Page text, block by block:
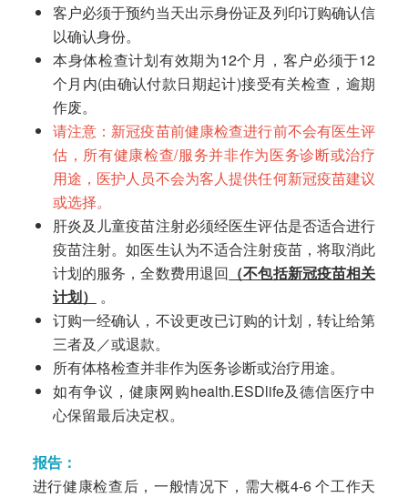
客户必须于预约当天出示身份证及列印订购确认信
以确认身份。
本身体检查计划有效期为12个月，客户必须于12
个月内(由确认付款日期起计)接受有关检查，逾期
作废。
请注意：新冠疫苗前健康检查进行前不会有医生评
估，所有健康检查/服务并非作为医务诊断或治疗
用途，医护人员不会为客人提供任何新冠疫苗建议
或选择。
肝炎及儿童疫苗注射必须经医生评估是否适合进行
疫苗注射。如医生认为不适合注射疫苗，将取消此
计划的服务，全数费用退回 （不包括新冠疫苗相关
计划）
。
订购一经确认，不设更改已订购的计划，转让给第
三者及／或退款。
所有体格检查并非作为医务诊断或治疗用途。
如有争议，健康网购health.ESDlife及德信医疗中
心保留最后决定权。
报告：
进行健康检查后，一般情况下，需大概4-6 个工作天